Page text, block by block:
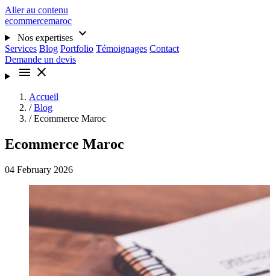
Aller au contenu
ecommercemaroc
Nos expertises expand_more
Services Blog Portfolio Témoignages Contact
Demande un devis
menu close
Accueil
/ Blog
/ Ecommerce Maroc
Ecommerce Maroc
04 February 2026